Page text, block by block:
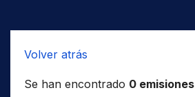
Volver atrás
Se han encontrado 0 emisiones